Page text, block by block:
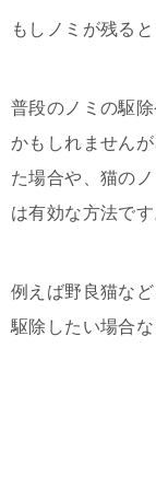
もしノミが残る
普段のノミの駆
かもしれません
た場合や、猫の
は有効な方法です
例えば野良猫な
駆除したい場合な